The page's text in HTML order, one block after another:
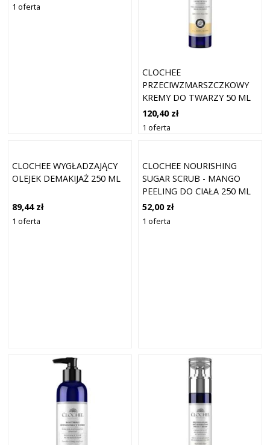
1 oferta
CLOCHEE
PRZECIWZMARSZCZKOWY
KREMY DO TWARZY 50 ML
DAMSKI
120,40 zł
1 oferta
CLOCHEE WYGŁADZAJĄCY
OLEJEK DEMAKIJAŻ 250 ML
89,44 zł
1 oferta
CLOCHEE NOURISHING
SUGAR SCRUB - MANGO
PEELING DO CIAŁA 250 ML
52,00 zł
1 oferta